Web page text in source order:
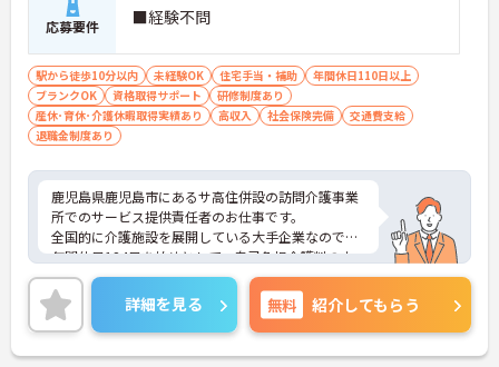
応募要件 ■経験不問
駅から徒歩10分以内 未経験OK 住宅手当・補助
年間休日110日以上
ブランクOK
資格取得サポート
研修制度あり
産休･育休･介護休暇取得実績あり
高収入 社会保険完備
交通費支給
退職金制度あり
鹿児島県鹿児島市にあるサ高住併設の訪問介護事業
所でのサービス提供責任者のお仕事です。
全国的に介護施設を展開している大手企業なので、
年間休日124日を始めとして、自己負担介護料の支
援など福利厚生が充実しています。
初任者研修養成講座を無料で開催しているなど、介
護業界でのキャリアアップを狙える環境です。
お子様がいる方など、フルタイムで働けない事情が
ある方もお気軽にご相談いただけます◎
詳細を見る 無料 紹介してもらう